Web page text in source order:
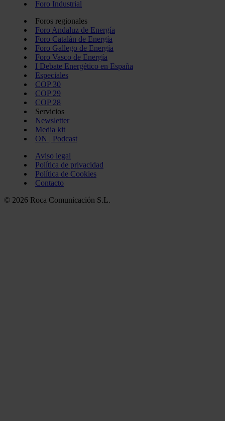
Foro Industrial
Foros regionales
Foro Andaluz de Energía
Foro Catalán de Energía
Foro Gallego de Energía
Foro Vasco de Energía
I Debate Energético en España
Especiales
COP 30
COP 29
COP 28
Servicios
Newsletter
Media kit
ON | Podcast
Aviso legal
Política de privacidad
Política de Cookies
Contacto
© 2026 Roca Comunicación S.L.